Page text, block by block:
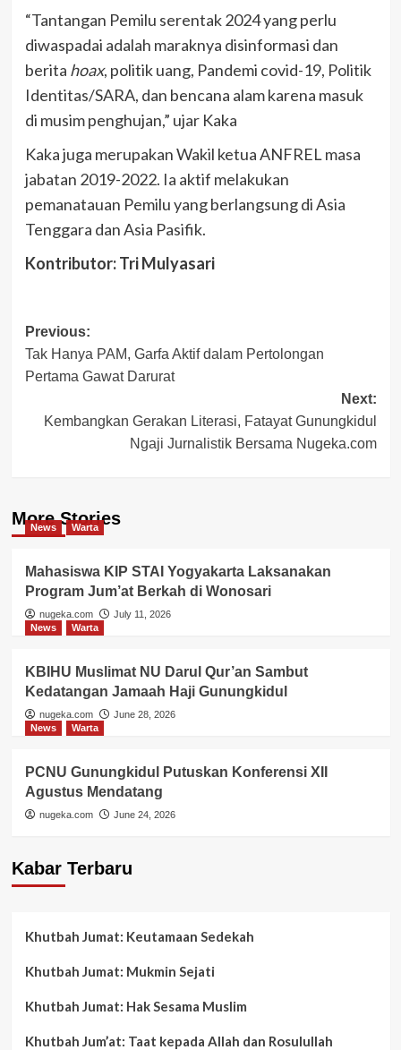
“Tantangan Pemilu serentak 2024 yang perlu
diwaspadai adalah maraknya disinformasi dan
berita hoax, politik uang, Pandemi covid-19, Politik
Identitas/SARA, dan bencana alam karena masuk
di musim penghujan,” ujar Kaka
Kaka juga merupakan Wakil ketua ANFREL masa
jabatan 2019-2022. Ia aktif melakukan
pemanatauan Pemilu yang berlangsung di Asia
Tenggara dan Asia Pasifik.
Kontributor: Tri Mulyasari
Post
navigation
Previous:
Tak Hanya PAM, Garfa Aktif dalam Pertolongan
Pertama Gawat Darurat
Next:
Kembangkan Gerakan Literasi, Fatayat Gunungkidul
Ngaji Jurnalistik Bersama Nugeka.com
More Stories
News Warta
Mahasiswa KIP STAI Yogyakarta Laksanakan
Program Jum’at Berkah di Wonosari
nugeka.com
July 11, 2026
News
Warta
KBIHU Muslimat NU Darul Qur’an Sambut
Kedatangan Jamaah Haji Gunungkidul
nugeka.com
June 28, 2026
News
Warta
PCNU Gunungkidul Putuskan Konferensi XII
Agustus Mendatang
nugeka.com June 24, 2026
Kabar Terbaru
Khutbah Jumat: Keutamaan Sedekah
Khutbah Jumat: Mukmin Sejati
Khutbah Jumat: Hak Sesama Muslim
Khutbah Jum’at: Taat kepada Allah dan Rosulullah